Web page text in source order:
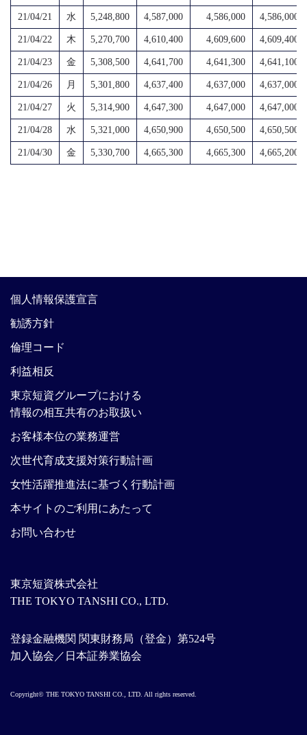
21/04/21 水 5,248,800 4,587,000 4,586,000 4,586,000
21/04/22 木 5,270,700 4,610,400 4,609,600 4,609,400
21/04/23 金 5,308,500 4,641,700 4,641,300 4,641,100
21/04/26 月 5,301,800 4,637,400 4,637,000 4,637,000
21/04/27 火 5,314,900 4,647,300 4,647,000 4,647,000
21/04/28 水 5,321,000 4,650,900 4,650,500 4,650,500
21/04/30 金 5,330,700 4,665,300 4,665,300 4,665,200
東京短資株式会社
THE TOKYO TANSHI CO., LTD.
登録金融機関 関東財務局（登金）第524号
加入協会／日本証券業協会
個人情報保護宣言
勧誘方針
倫理コード
利益相反
東京短資グループにおける
情報の相互共有のお取扱い
お客様本位の業務運営
次世代育成支援対策行動計画
女性活躍推進法に基づく行動計画
本サイトのご利用にあたって
お問い合わせ
Copyright© THE TOKYO TANSHI CO., LTD. All rights reserved.